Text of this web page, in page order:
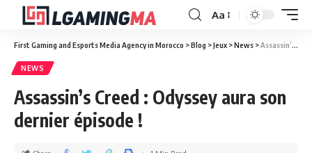
Aa
First Gaming and Esports Media Agency in Morocco >Blog >Jeux >News >Assassin’s Creed : Odyssey aura son dernier épisode !
NEWS
Assassin’s Creed : Odyssey aura son
dernier épisode !